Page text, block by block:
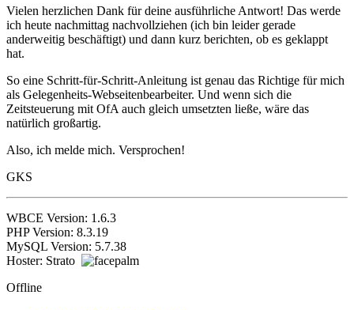
Vielen herzlichen Dank für deine ausführliche Antwort! Das werde
ich heute nachmittag nachvollziehen (ich bin leider gerade
anderweitig beschäftigt) und dann kurz berichten, ob es geklappt
hat.
So eine Schritt-für-Schritt-Anleitung ist genau das Richtige für mich
als Gelegenheits-Webseitenbearbeiter. Und wenn sich die
Zeitsteuerung mit OfA auch gleich umsetzten ließe, wäre das
natürlich großartig.
Also, ich melde mich. Versprochen!
GKS
WBCE Version: 1.6.3
PHP Version: 8.3.19
MySQL Version: 5.7.38
Hoster: Strato
Offline